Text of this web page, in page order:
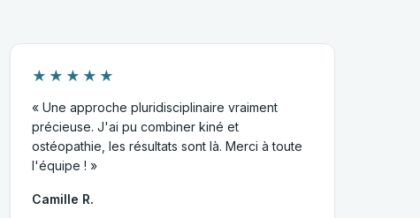
★★★★★
« Une approche pluridisciplinaire vraiment
précieuse. J'ai pu combiner kiné et
ostéopathie, les résultats sont là. Merci à toute
l'équipe ! »
Camille R.